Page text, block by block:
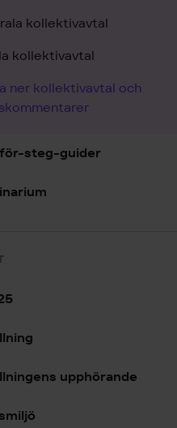
kollektivavtal
kollektivavtal
ner kollektivavtal och
steg-guider
upphörande